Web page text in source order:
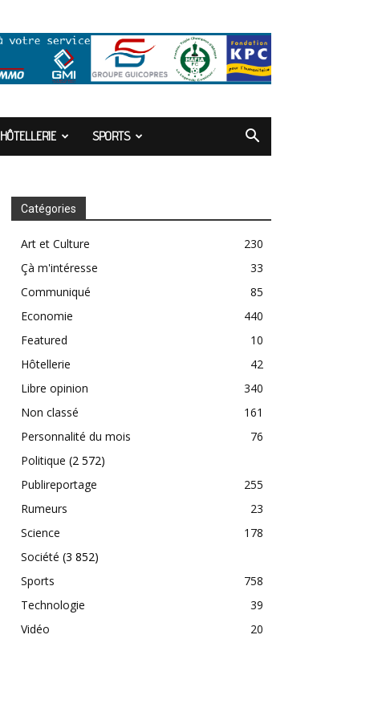
HÔTELLERIE SPORTS
Catégories
Art et Culture
230
Çà m'intéresse
33
Communiqué
85
Economie
440
Featured
10
Hôtellerie
42
Libre opinion
340
Non classé
161
Personnalité du mois
76
Politique (2 572)
Publireportage
255
Rumeurs
23
Science
178
Société (3 852)
Sports
758
Technologie
39
Vidéo
20